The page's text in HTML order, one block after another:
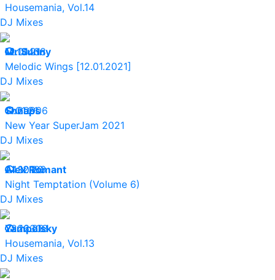
Housemania, Vol.14
DJ Mixes
12.01.21
14438
Mr.Sunny
Melodic Wings [12.01.2021]
DJ Mixes
11.01.21
20906
Shnaps
New Year SuperJam 2021
DJ Mixes
24.12.20
30186
Alex Romant
Night Temptation (Volume 6)
DJ Mixes
22.12.20
26303
Yampolsky
Housemania, Vol.13
DJ Mixes